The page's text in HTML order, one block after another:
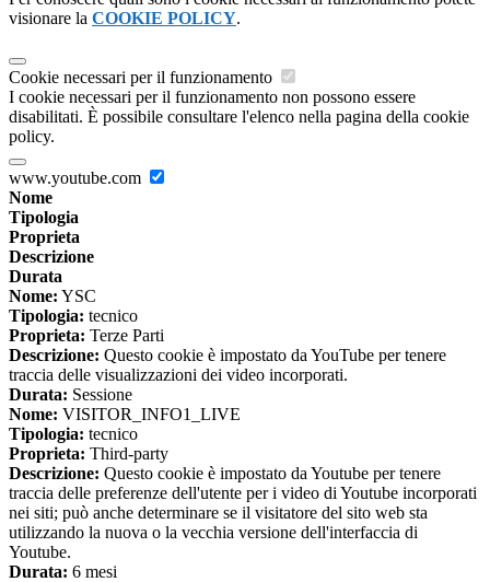
visionare la COOKIE POLICY.
Cookie necessari per il funzionamento
I cookie necessari per il funzionamento non possono essere
disabilitati. È possibile consultare l'elenco nella pagina della cookie
policy.
www.youtube.com
Nome
Tipologia
Proprieta
Descrizione
Durata
Nome: YSC
Tipologia: tecnico
Proprieta: Terze Parti
Descrizione: Questo cookie è impostato da YouTube per tenere
traccia delle visualizzazioni dei video incorporati.
Durata: Sessione
Nome: VISITOR_INFO1_LIVE
Tipologia: tecnico
Proprieta: Third-party
Descrizione: Questo cookie è impostato da Youtube per tenere
traccia delle preferenze dell'utente per i video di Youtube incorporati
nei siti; può anche determinare se il visitatore del sito web sta
utilizzando la nuova o la vecchia versione dell'interfaccia di
Youtube.
Durata: 6 mesi